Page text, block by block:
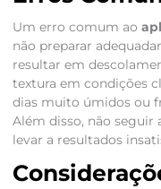
Um erro comum ao
não preparar
resultar em
textura em condições
dias muito úmidos ou
Além disso, não seguir
levar a resultados